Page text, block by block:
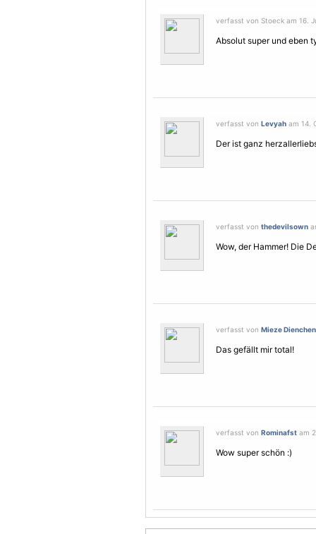
verfasst von Stoeck am 16.
Absolut super und eben
verfasst von Levyah am 14.
Der ist ganz
verfasst von thedevilsown
Wow, der Hammer! Die
verfasst von Mieze Dienchen
Das gefällt mir total!
verfasst von Rominafst am
Wow super schön :)